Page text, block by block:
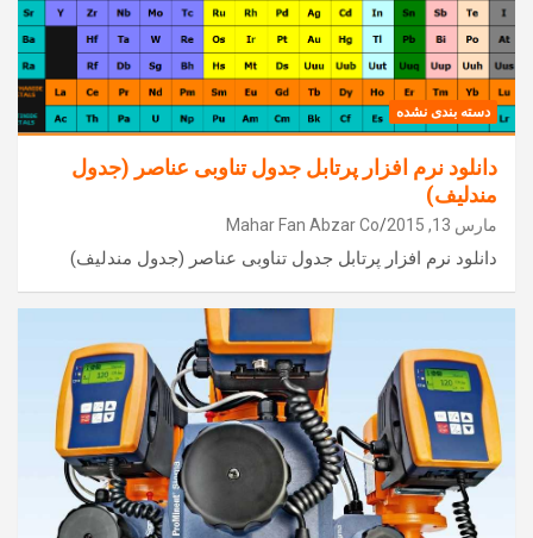
دسته بندی نشده
دانلود نرم افزار پرتابل جدول تناوبی عناصر (جدول
مندلیف)
مارس 13, 2015 Mahar Fan Abzar Co
دانلود نرم افزار پرتابل جدول تناوبی عناصر (جدول مندلیف)